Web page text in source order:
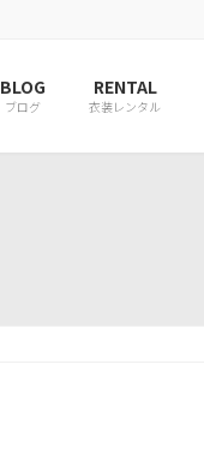
BLOG
ブログ
RENTAL
衣装レンタル